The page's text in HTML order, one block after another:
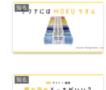
知る
知る